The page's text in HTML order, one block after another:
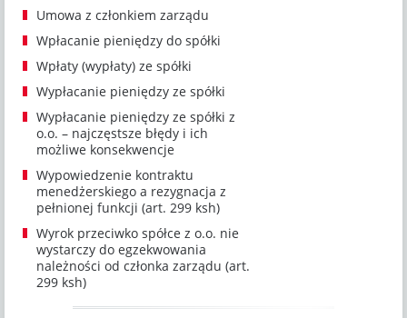
Umowa z członkiem zarządu
Wpłacanie pieniędzy do spółki
Wpłaty (wypłaty) ze spółki
Wypłacanie pieniędzy ze spółki
Wypłacanie pieniędzy ze spółki z
o.o. – najczęstsze błędy i ich
możliwe konsekwencje
Wypowiedzenie kontraktu
menedżerskiego a rezygnacja z
pełnionej funkcji (art. 299 ksh)
Wyrok przeciwko spółce z o.o. nie
wystarczy do egzekwowania
należności od członka zarządu (art.
299 ksh)